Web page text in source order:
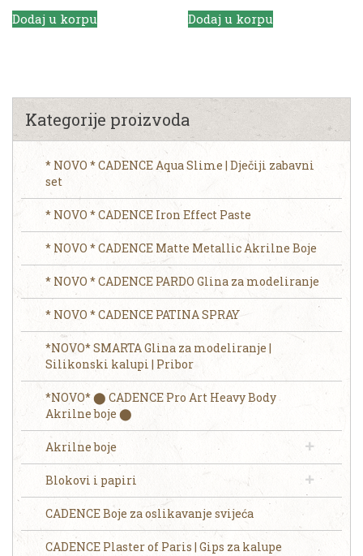
Dodaj u korpu Dodaj u korpu
Kategorije proizvoda
* NOVO * CADENCE Aqua Slime | Dječiji zabavni
set
* NOVO * CADENCE Iron Effect Paste
* NOVO * CADENCE Matte Metallic Akrilne Boje
* NOVO * CADENCE PARDO Glina za modeliranje
* NOVO * CADENCE PATINA SPRAY
*NOVO* SMARTA Glina za modeliranje |
Silikonski kalupi | Pribor
*NOVO* ⬤ CADENCE Pro Art Heavy Body
Akrilne boje ⬤
Akrilne boje
Blokovi i papiri
CADENCE Boje za oslikavanje svijeća
CADENCE Plaster of Paris | Gips za kalupe